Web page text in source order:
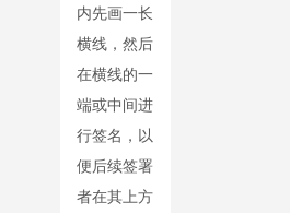
内先画一长
横线，然后
在横线的一
端或中间进
行签名，以
便后续签署
者在其上方